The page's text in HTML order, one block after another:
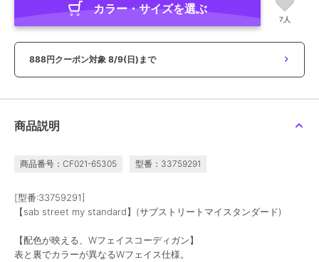
カラー・サイズを選ぶ
7人
888円クーポン対象 8/9(日)まで
商品説明
商品番号：CF021-65305 型番：33759291
[型番:33759291]
【sab street my standard】(サブストリートマイスタンダード)
【配色が映える、Wフェイスコーディガン】
表と裏でカラーが異なるWフェイス仕様。